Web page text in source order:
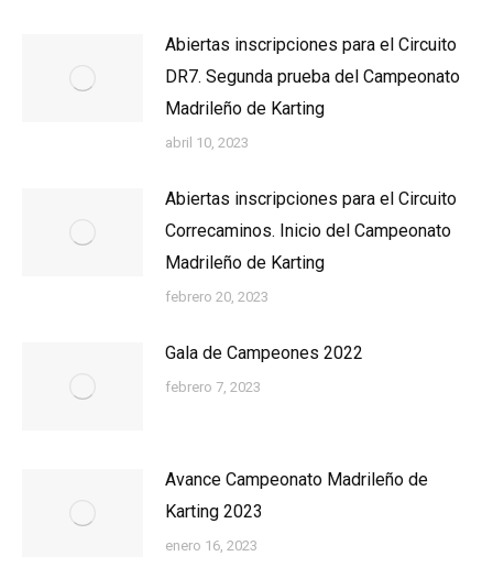
Abiertas inscripciones para el Circuito
DR7. Segunda prueba del Campeonato
Madrileño de Karting
abril 10, 2023
Abiertas inscripciones para el Circuito
Correcaminos. Inicio del Campeonato
Madrileño de Karting
febrero 20, 2023
Gala de Campeones 2022
febrero 7, 2023
Avance Campeonato Madrileño de
Karting 2023
enero 16, 2023